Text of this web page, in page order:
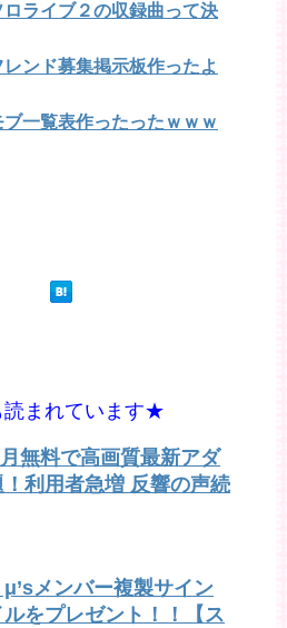
ロライブ２の収録曲って決
レンド募集掲示板作ったよ
ブ一覧表作ったったｗｗｗ
まれています★
無料で高画質最新アダ
利用者急増 反響の声続
μ’sメンバー複製サイン
をプレゼント！！【ス